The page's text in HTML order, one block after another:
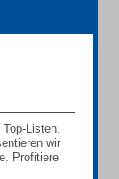
Listen.
wir
Profitiere